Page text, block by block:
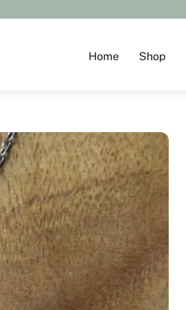
Home Shop